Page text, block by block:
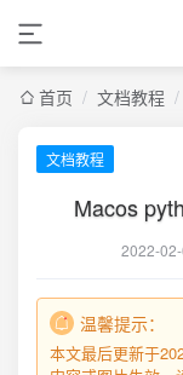
首页 / 文档教程 /
文档教程
Macos
2022-
温馨提示：
本文最后更新于